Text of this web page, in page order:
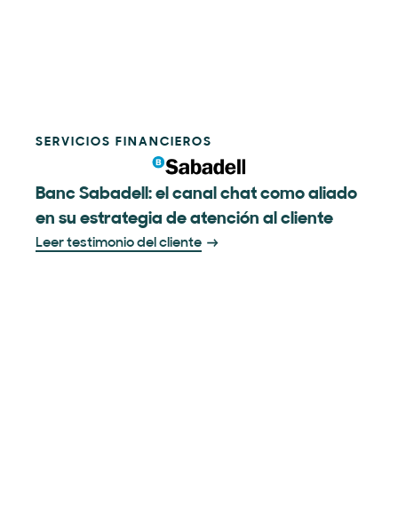
SERVICIOS FINANCIEROS
Banc Sabadell: el canal chat como aliado
en su estrategia de atención al cliente
Leer testimonio del cliente